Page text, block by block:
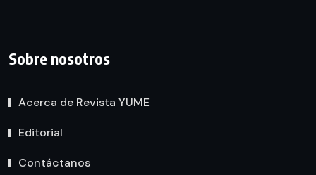
Sobre nosotros
Acerca de Revista YUME
Editorial
Contáctanos